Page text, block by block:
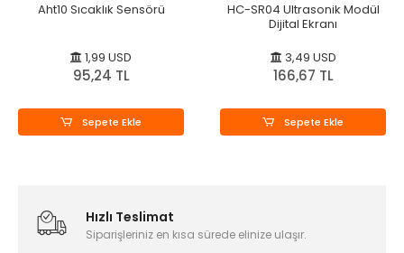
Aht10 Sıcaklık Sensörü
1,99 USD
95,24 TL
Sepete Ekle
HC-SR04 Ultrasonik Modül
Dijital Ekranı
3,49 USD
166,67 TL
Sepete Ekle
Hızlı Teslimat
Siparişleriniz en kısa sürede elinize ulaşır.